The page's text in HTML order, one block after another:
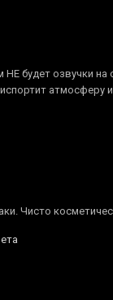
будет озвучки
атмосферу
Чисто